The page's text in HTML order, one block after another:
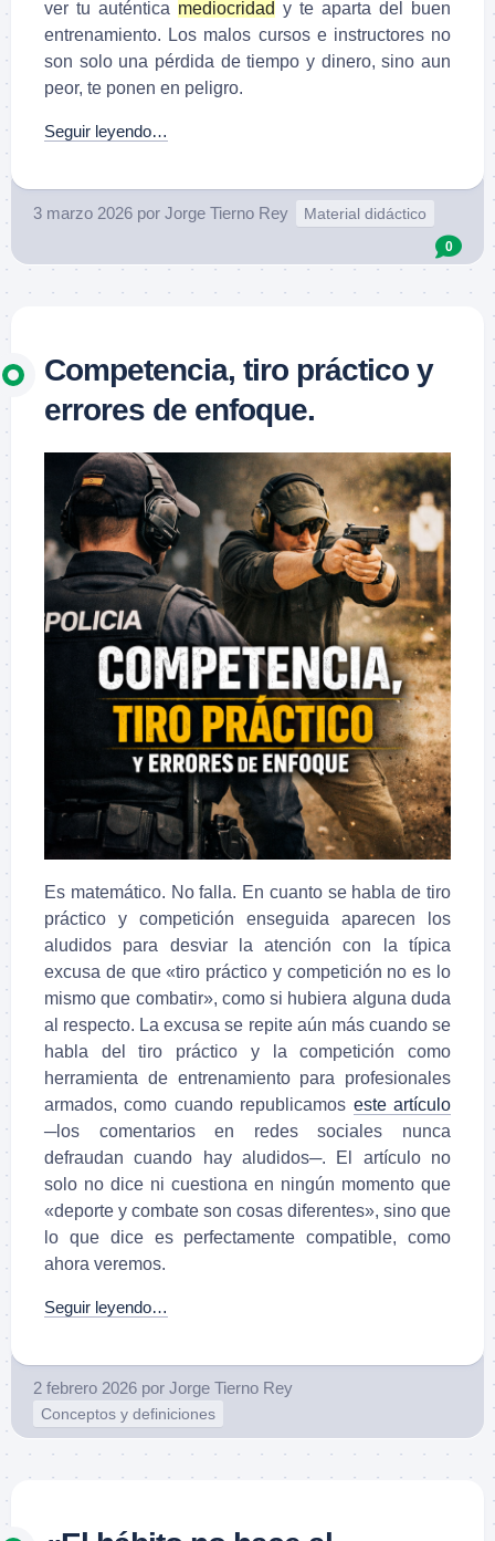
ver tu auténtica mediocridad y te aparta del buen
entrenamiento. Los malos cursos e instructores no
son solo una pérdida de tiempo y dinero, sino aun
peor, te ponen en peligro.
Seguir leyendo…
3 marzo 2026 por Jorge Tierno Rey Material didáctico
0
Competencia, tiro práctico y
errores de enfoque.
Es matemático. No falla. En cuanto se habla de tiro
práctico y competición enseguida aparecen los
aludidos para desviar la atención con la típica
excusa de que «tiro práctico y competición no es lo
mismo que combatir», como si hubiera alguna duda
al respecto. La excusa se repite aún más cuando se
habla del tiro práctico y la competición como
herramienta de entrenamiento para profesionales
armados, como cuando republicamos este artículo
─los comentarios en redes sociales nunca
defraudan cuando hay aludidos─. El artículo no
solo no dice ni cuestiona en ningún momento que
«deporte y combate son cosas diferentes», sino que
lo que dice es perfectamente compatible, como
ahora veremos.
Seguir leyendo…
2 febrero 2026 por Jorge Tierno Rey
Conceptos y definiciones